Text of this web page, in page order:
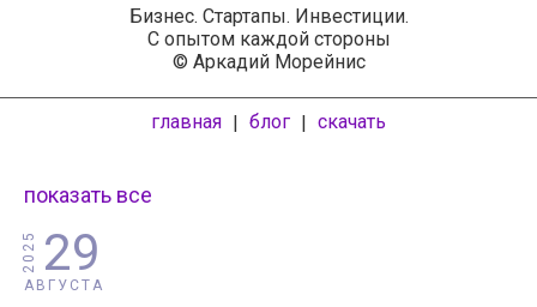
Бизнес. Стартапы. Инвестиции.
С опытом каждой стороны
© Аркадий Морейнис
главная | блог | скачать
показать все
29
АВГУСТА
2025